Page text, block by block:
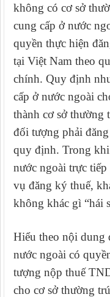
không có cơ sở
cung cấp ở nước
quyền thực hiện
tại Việt Nam theo
chính. Quy định
cấp ở nước ngoài
thành cơ sở thường
đối tượng phải
quy định. Trong khi
nước ngoài trực
vụ đăng ký thuế,
không khác gì “hái
Hiểu theo nội dung
nước ngoài có
tượng nộp thuế
cho cơ sở thường